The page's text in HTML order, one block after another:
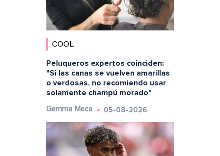
COOL
Peluqueros expertos coinciden:
"Si las canas se vuelven amarillas
o verdosas, no recomiendo usar
solamente champú morado"
Gemma Meca 05-08-2026